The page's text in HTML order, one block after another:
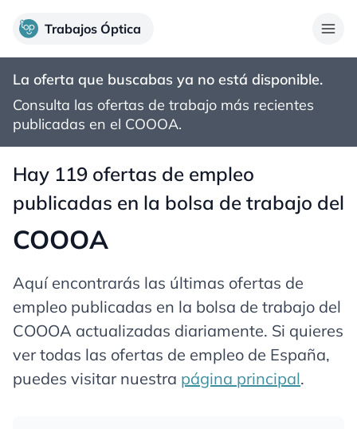
Trabajos Óptica
La oferta que buscabas ya no está disponible.
Consulta las ofertas de trabajo más recientes
publicadas en el COOOA.
Hay 119 ofertas de empleo
publicadas en la bolsa de trabajo del
COOOA
Aquí encontrarás las últimas ofertas de
empleo publicadas en la bolsa de trabajo del
COOOA actualizadas diariamente. Si quieres
ver todas las ofertas de empleo de España,
puedes visitar nuestra página principal.